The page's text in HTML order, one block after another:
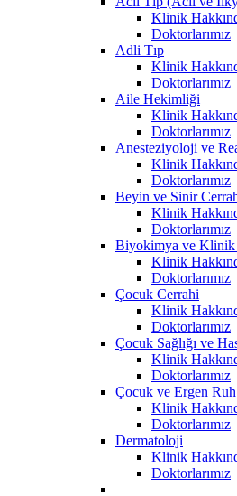
Klinik
Doktorlarımız
Adli Tıp
Klinik
Doktorlarımız
Aile Hekimliği
Klinik
Doktorlarımız
Anesteziyoloji ve
Klinik
Doktorlarımız
Beyin ve Sinir
Klinik
Doktorlarımız
Biyokimya ve
Klinik
Doktorlarımız
Çocuk Cerrahi
Klinik
Doktorlarımız
Çocuk Sağlığı ve
Klinik
Doktorlarımız
Çocuk ve Ergen Ruh
Klinik
Doktorlarımız
Dermatoloji
Klinik
Doktorlarımız